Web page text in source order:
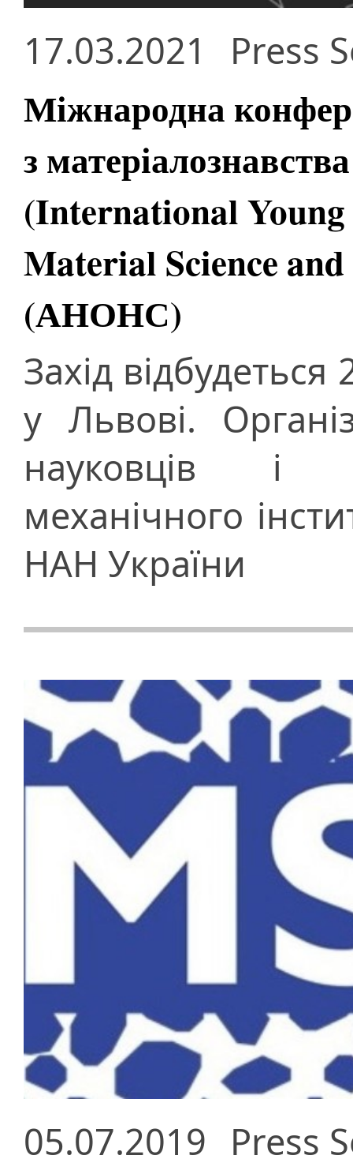
17.03.2021 Press
Міжнародна
з
(International Young
Material Science
(АНОНС)
Захід
у Львові.
науковців і
механічного
НАН України
05.07.2019 Press